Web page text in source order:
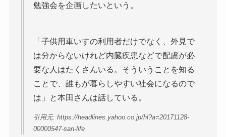
勉強会を企画したいという。
「子供用車いすの利用者だけでなく、外見で
は分からないけれど内臓疾患などで配慮が必
要な人はたくさんいる。そういうことを知る
ことで、誰もが暮らしやすい社会になるので
は」と本田さんは話している。
引用元: https://headlines.yahoo.co.jp/hl?a=20171128-
00000547-san-life